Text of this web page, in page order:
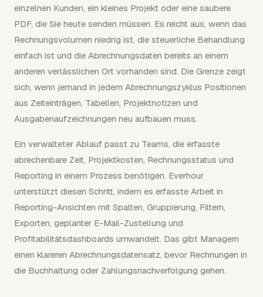
einzelnen Kunden, ein kleines Projekt oder eine saubere
PDF, die Sie heute senden müssen. Es reicht aus, wenn das
Rechnungsvolumen niedrig ist, die steuerliche Behandlung
einfach ist und die Abrechnungsdaten bereits an einem
anderen verlässlichen Ort vorhanden sind. Die Grenze zeigt
sich, wenn jemand in jedem Abrechnungszyklus Positionen
aus Zeiteinträgen, Tabellen, Projektnotizen und
Ausgabenaufzeichnungen neu aufbauen muss.
Ein verwalteter Ablauf passt zu Teams, die erfasste
abrechenbare Zeit, Projektkosten, Rechnungsstatus und
Reporting in einem Prozess benötigen. Everhour
unterstützt diesen Schritt, indem es erfasste Arbeit in
Reporting-Ansichten mit Spalten, Gruppierung, Filtern,
Exporten, geplanter E-Mail-Zustellung und
Profitabilitätsdashboards umwandelt. Das gibt Managern
einen klareren Abrechnungsdatensatz, bevor Rechnungen in
die Buchhaltung oder Zahlungsnachverfolgung gehen.